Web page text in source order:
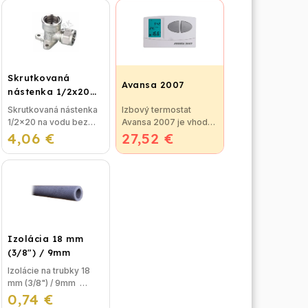
Skrutkovaná
nástenka 1/2x20
na vodu
4,06 €
Skrutkovaná nástenka
1/2x20 na vodu bez
nutnosti lisovania,
použitie pre
plastohlikové potrubie
Avansa 2007
27,52 €
Izbový termostat
Avansa 2007 je vhodný
na reguláciu väčšiny
kotlov. Termostat je
Izolácia 18 mm
(3/8") / 9mm
0,74 €
Izolácie na trubky 18
mm (3/8") / 9mm
Izolácia na potrubie,